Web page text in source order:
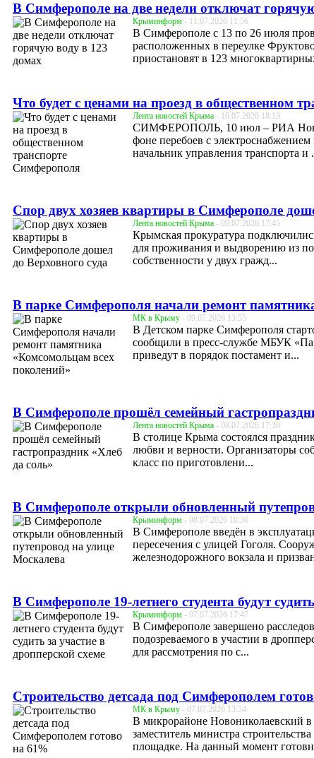
В Симферополе на две недели отключат
Крыминформ - 11.07.2026 11:56
В Симферополе с 13 по 26 июля
расположенных в переулке
приостановят в 123
Что будет с ценами на проезд в общественном
Лента новостей Крыма - 10.07.2026 18:13
СИМФЕРОПОЛЬ, 10 июл – РИА
фоне перебоев с
начальник управления транспорта и
Спор двух хозяев квартиры в Симферополе
Лента новостей Крыма - 09.07.2026 17:45
Крымская прокуратура
для проживания и выдворению из
собственности у двух гражд...
В парке Симферополя начали ремонт
МК в Крыму - 09.07.2026 13:55
В Детском парке Симферополя
сообщили в пресс-службе МБУК
приведут в порядок постамент и...
В Симферополе прошёл семейный
Лента новостей Крыма - 08.07.2026 17:30
В столице Крыма состоялся
любви и верности. Организаторы
класс по приготовлени...
В Симферополе открыли обновленный
Крыминформ - 08.07.2026 10:36
В Симферополе введён в
пересечения с улицей Гоголя.
железнодорожного вокзала и
В Симферополе 19-летнего студента будут
Крыминформ - 07.07.2026 17:47
В Симферополе завершено
подозреваемого в участии в
для рассмотрения по с...
Строительство детсада под Симферополем
МК в Крыму - 07.07.2026 13:34
В микрорайоне Новониколаевский в
заместитель министра
площадке. На данный момент